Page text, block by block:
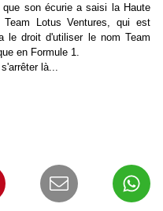
son écurie a saisi la Haute
Lotus Ventures, qui est
le droit d'utiliser le nom Team
en Formule 1.
là...